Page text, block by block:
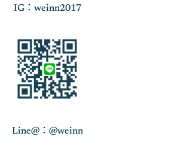
IG：weinn2017
Line@：@weinn